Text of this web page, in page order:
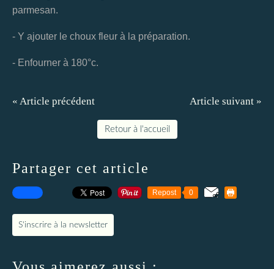
parmesan.
- Y ajouter le choux fleur à la préparation.
- Enfourner à 180°c.
« Article précédent Article suivant »
Retour à l'accueil
Partager cet article
Repost 0
S'inscrire à la newsletter